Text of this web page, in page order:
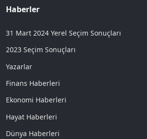
Haberler
31 Mart 2024 Yerel Seçim Sonuçları
2023 Seçim Sonuçları
Yazarlar
Finans Haberleri
Ekonomi Haberleri
Hayat Haberleri
Dünya Haberleri